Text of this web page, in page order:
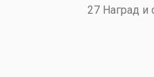
27 Наград и